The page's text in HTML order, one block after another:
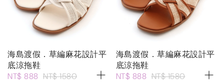
海島渡假．草編麻花設計平
底涼拖鞋
NT$ 888 NT$ 1580
海島渡假．草編麻花設計平
底涼拖鞋
NT$ 888 NT$ 1580